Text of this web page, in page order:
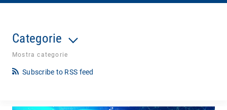
Categorie
Mostra categorie
Subscribe to RSS feed